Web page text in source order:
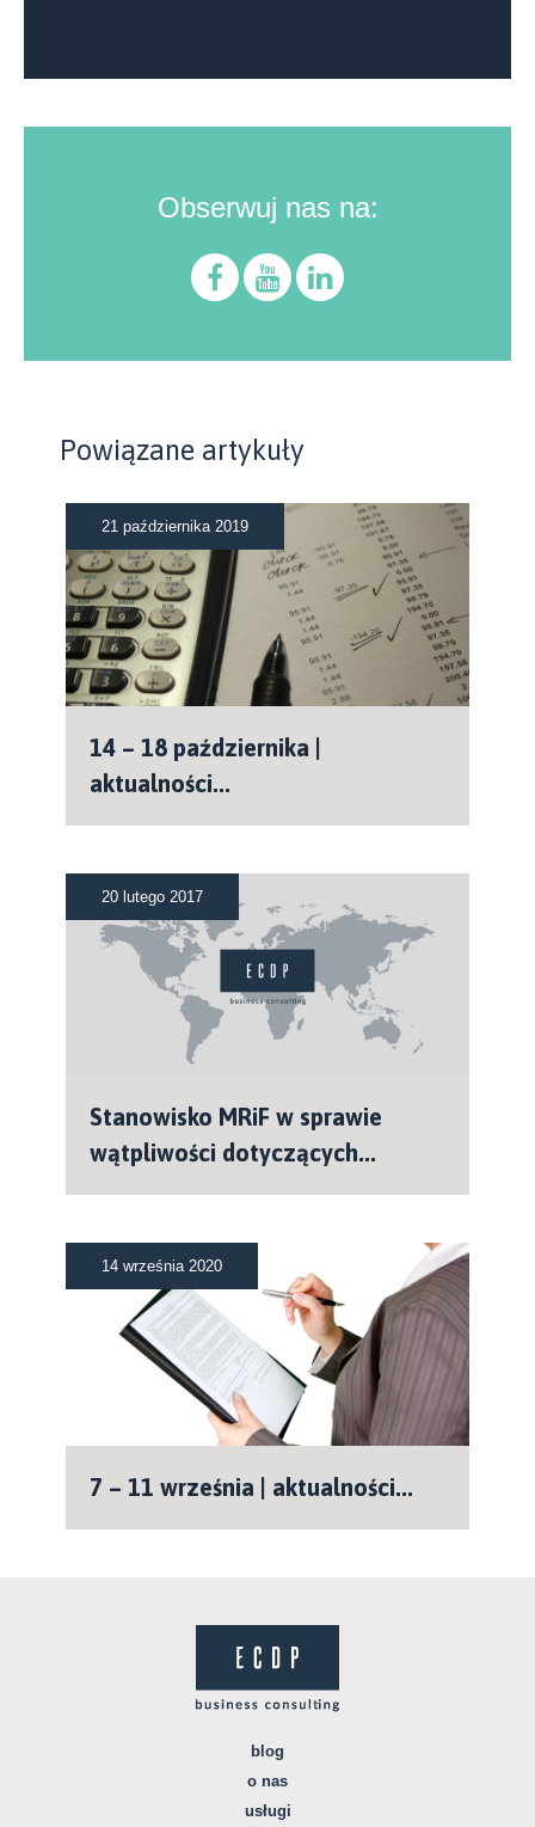
Obserwuj nas na:
Powiązane artykuły
21 października 2019
14 – 18 października |
aktualności...
20 lutego 2017
Stanowisko MRiF w sprawie
wątpliwości dotyczących...
14 września 2020
7 – 11 września | aktualności...
blog
o nas
usługi